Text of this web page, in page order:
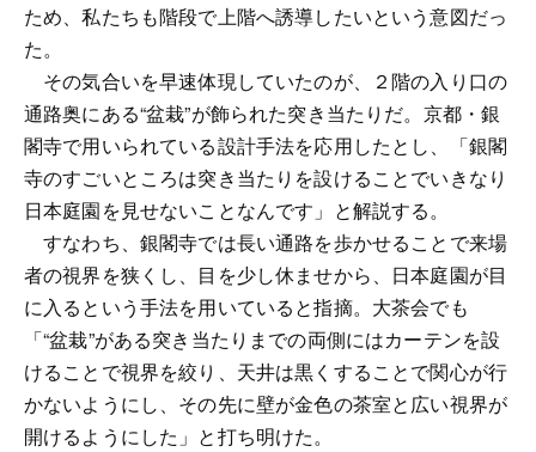
ため、私たちも階段で上階へ誘導したいという意図だっ
た。
その気合いを早速体現していたのが、２階の入り口の
通路奥にある“盆栽”が飾られた突き当たりだ。京都・銀
閣寺で用いられている設計手法を応用したとし、「銀閣
寺のすごいところは突き当たりを設けることでいきなり
日本庭園を見せないことなんです」と解説する。
すなわち、銀閣寺では長い通路を歩かせることで来場
者の視界を狭くし、目を少し休ませから、日本庭園が目
に入るという手法を用いていると指摘。大茶会でも
「“盆栽”がある突き当たりまでの両側にはカーテンを設
けることで視界を絞り、天井は黒くすることで関心が行
かないようにし、その先に壁が金色の茶室と広い視界が
開けるようにした」と打ち明けた。